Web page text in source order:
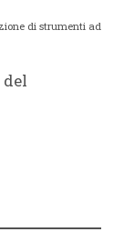
di strumenti ad